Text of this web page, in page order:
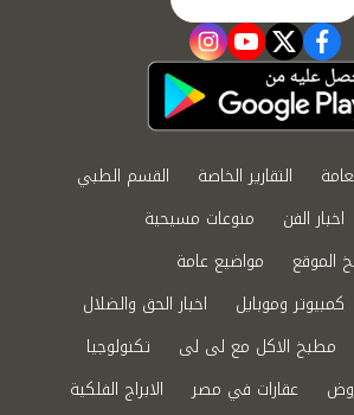
facebook
twitter
youtube
instagram
التقارير الخاصة
القسم الطبي
اخبار الفن
منوعات مسيحية
الموقع
مواضيع عامة
كمبيوتر وموبايل
اخبار الحق والضلال
مطبخ الاكل مع لى لى
تكنولوجيا
عقارات في مصر الابراج الفلكية